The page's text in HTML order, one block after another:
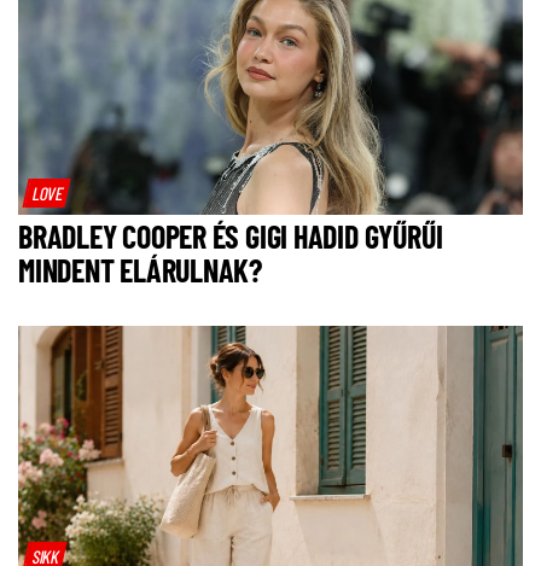
LOVE
BRADLEY COOPER ÉS GIGI HADID GYŰRŰI
MINDENT ELÁRULNAK?
SIKK